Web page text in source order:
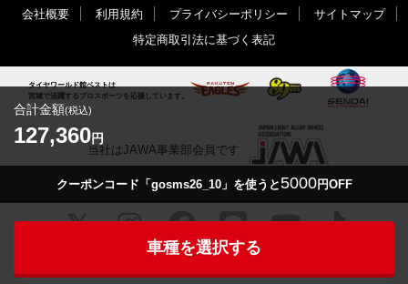
合計金額(税込)
127,360円
クーポンコード「gosms26_10」を使うと5000円OFF
車種を選択する
会社概要 利用規約 プライバシーポリシー
サイトマップ
特定商取引法に基づく表記
タイヤワールド館ベストは
宮城で活躍するプロスポーツを応援しています。
当社はJAWA事業部会員です